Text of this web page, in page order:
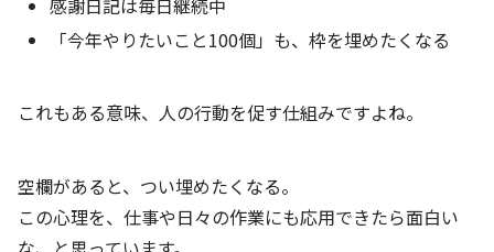
「今年やりたいこと100個」も、枠を埋めたくなる
これもある意味、人の行動を促す仕組みですよね。
空欄があると、つい埋めたくなる。
この心理を、仕事や日々の作業にも応用できたら面白い